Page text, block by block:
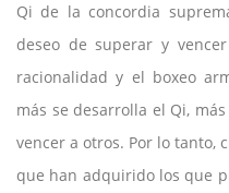
Qi de la concordia
deseo de superar y
racionalidad y el boxeo
más se desarrolla el Qi,
vencer a otros. Por lo tanto,
que han adquirido los que